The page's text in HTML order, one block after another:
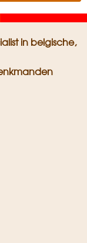
in belgische,